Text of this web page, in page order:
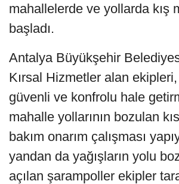
mahallelerde ve yollarda kış
başladı.
Antalya Büyükşehir
Kırsal Hizmetler alan ekipleri,
güvenli ve konfrolu hale
mahalle yollarının bozulan
bakım onarım çalışması
yandan da yağışların yolu
açılan şarampoller ekipler